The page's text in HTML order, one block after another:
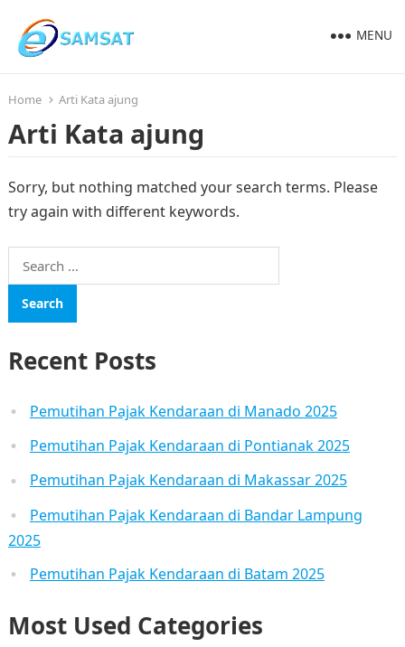
MENU
Home Arti Kata ajung
Arti Kata ajung
Sorry, but nothing matched your search terms. Please
try again with different keywords.
Search
for:
Recent Posts
Pemutihan Pajak Kendaraan di Manado 2025
Pemutihan Pajak Kendaraan di Pontianak 2025
Pemutihan Pajak Kendaraan di Makassar 2025
Pemutihan Pajak Kendaraan di Bandar Lampung
2025
Pemutihan Pajak Kendaraan di Batam 2025
Most Used Categories